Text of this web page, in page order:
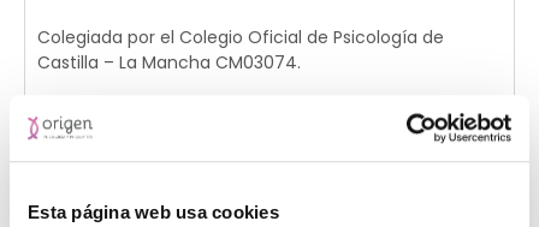
Esta página web usa cookies
Colegiada por el Colegio Oficial de Psicología de
Castilla – La Mancha CM03074.
Experiencia